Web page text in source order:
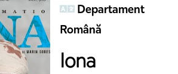
Departament
Română
Iona